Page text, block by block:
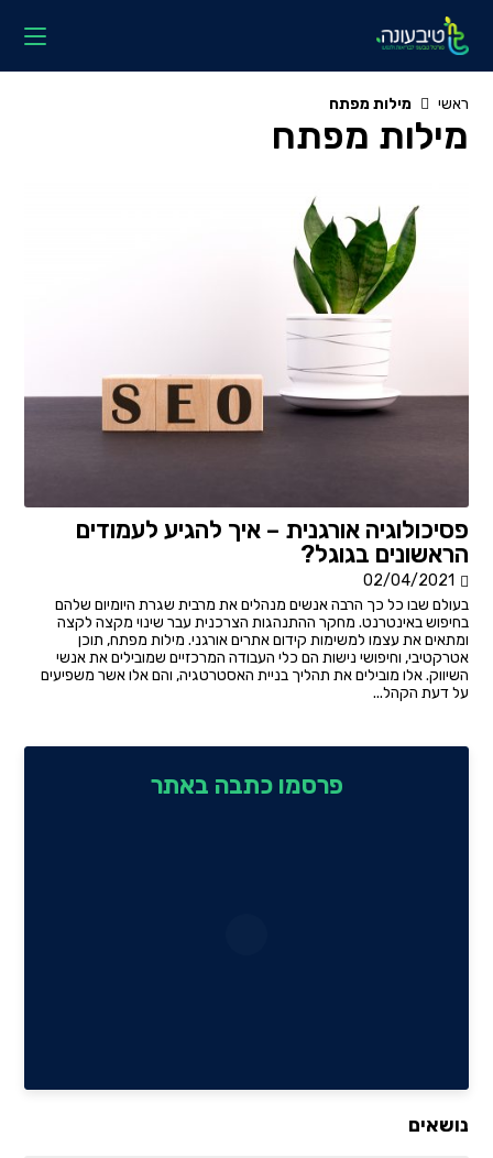
content
ראשי מילות מפתח
מילות מפתח
פסיכולוגיה אורגנית – איך להגיע לעמודים
הראשונים בגוגל?
02/04/2021
בעולם שבו כל כך הרבה אנשים מנהלים את מרבית שגרת היומיום שלהם
בחיפוש באינטרנט. מחקר ההתנהגות הצרכנית עבר שינוי מקצה לקצה
ומתאים את עצמו למשימות קידום אתרים אורגני. מילות מפתח, תוכן
אטרקטיבי, וחיפושי נישות הם כלי העבודה המרכזיים שמובילים את אנשי
השיווק. אלו מובילים את תהליך בניית האסטרטגיה, והם אלו אשר משפיעים
על דעת הקהל...
פרסמו כתבה באתר
נושאים